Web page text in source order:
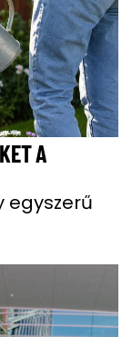
A
egyszerű